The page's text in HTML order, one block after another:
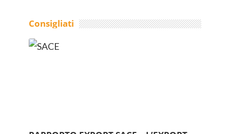
Consigliati